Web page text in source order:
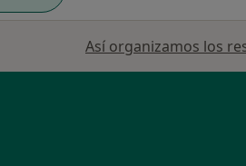
Así organizamos los